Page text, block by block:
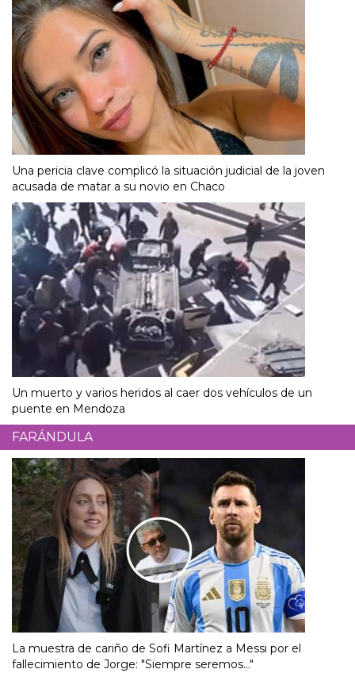
Una pericia clave complicó la situación judicial de la joven
acusada de matar a su novio en Chaco
Un muerto y varios heridos al caer dos vehículos de un
puente en Mendoza
FARÁNDULA
La muestra de cariño de Sofi Martínez a Messi por el
fallecimiento de Jorge: "Siempre seremos..."